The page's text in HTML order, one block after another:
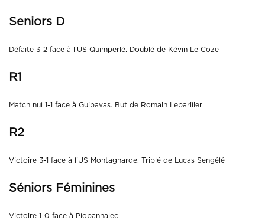
Seniors D
Défaite 3-2 face à l’US Quimperlé. Doublé de Kévin Le Coze
R1
Match nul 1-1 face à Guipavas. But de Romain Lebarilier
R2
Victoire 3-1 face à l’US Montagnarde. Triplé de Lucas Sengélé
Séniors Féminines
Victoire 1-0 face à Plobannalec